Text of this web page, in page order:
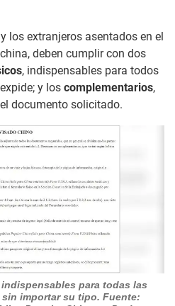
los extranjeros asentados en el
deben cumplir con dos
, indispensables para todos
y los complementarios,
documento solicitado.
para todas las
importar su tipo. Fuente: